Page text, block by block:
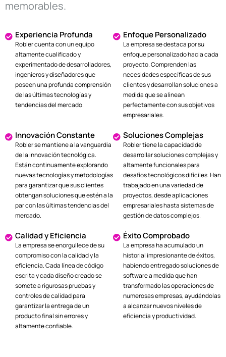
memorables.
Experiencia Profunda
Robler cuenta con un equipo
altamente cualificado y
experimentado de desarrolladores,
ingenieros y diseñadores que
poseen una profunda comprensión
de las últimas tecnologías y
tendencias del mercado.
Enfoque Personalizado
La empresa se destaca por su
enfoque personalizado hacia cada
proyecto. Comprenden las
necesidades específicas de sus
clientes y desarrollan soluciones a
medida que se alinean
perfectamente con sus objetivos
empresariales.
Innovación Constante
Robler se mantiene a la vanguardia
de la innovación tecnológica.
Están continuamente explorando
nuevas tecnologías y metodologías
para garantizar que sus clientes
obtengan soluciones que estén a la
par con las últimas tendencias del
mercado.
Soluciones Complejas
Robler tiene la capacidad de
desarrollar soluciones complejas y
altamente funcionales para
desafíos tecnológicos difíciles. Han
trabajado en una variedad de
proyectos, desde aplicaciones
empresariales hasta sistemas de
gestión de datos complejos.
Calidad y Eficiencia
La empresa se enorgullece de su
compromiso con la calidad y la
eficiencia. Cada línea de código
escrita y cada diseño creado se
somete a rigurosas pruebas y
controles de calidad para
garantizar la entrega de un
producto final sin errores y
altamente confiable.
Éxito Comprobado
La empresa ha acumulado un
historial impresionante de éxitos,
habiendo entregado soluciones de
software a medida que han
transformado las operaciones de
numerosas empresas, ayudándolas
a alcanzar nuevos niveles de
eficiencia y productividad.